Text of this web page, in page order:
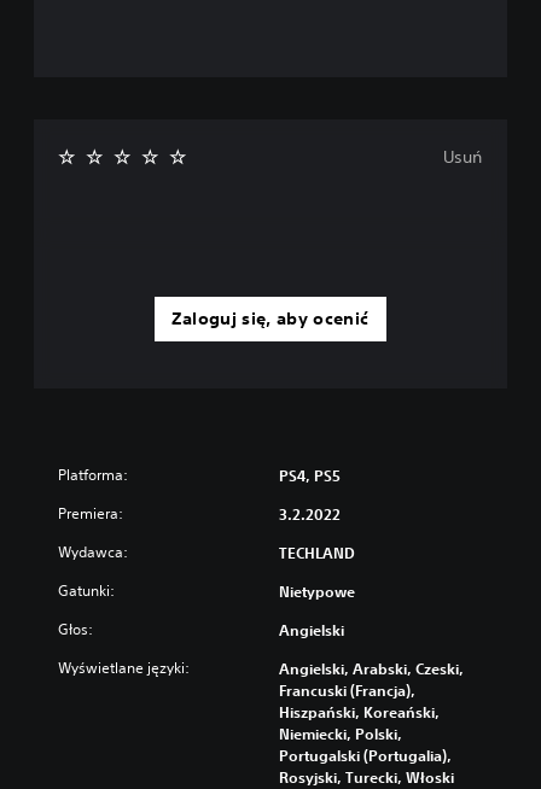
Zaloguj się, aby ocenić
Usuń
Platforma: PS4, PS5
Premiera: 3.2.2022
Wydawca: TECHLAND
Gatunki: Nietypowe
Głos: Angielski
Wyświetlane języki:
Angielski, Arabski, Czeski,
Francuski (Francja),
Hiszpański, Koreański,
Niemiecki, Polski,
Portugalski (Portugalia),
Rosyjski, Turecki, Włoski